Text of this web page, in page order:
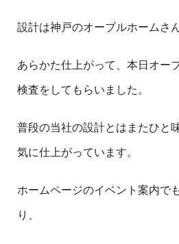
設計は神戸のオーブルホームさん
あらかた仕上がって、本日オー
検査をしてもらいました。
普段の当社の設計とはまたひと
気に仕上がっています。
ホームページのイベント案内で
り、